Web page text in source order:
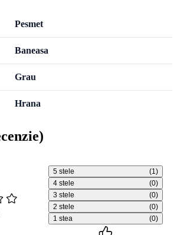
Pesmet
Baneasa
Grau
Hrana
5 stele
(1)
4 stele
(0)
3 stele
(0)
2 stele
(0)
1 stea
(0)